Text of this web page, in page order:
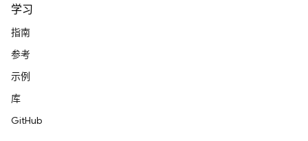
学习
指南
参考
示例
库
GitHub